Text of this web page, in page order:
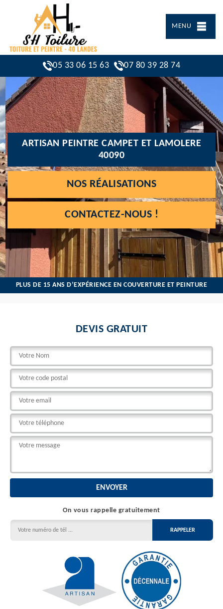
MENU
05 33 06 15 63 07 80 39 28 74
ARTISAN PEINTRE CAMPET ET LAMOLERE
40090
NOS RÉALISATIONS
CONTACTEZ-NOUS !
PLUS DE 15 ANS D’EXPÉRIENCE EN COUVERTURE ET PEINTURE
DEVIS GRATUIT
On vous rappelle gratuitement